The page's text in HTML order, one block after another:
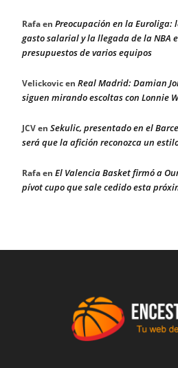
Rafaen Preocupación en la
gasto salarial y la llegada de la NBA
presupuestos de varios equipos
Velickovicen Real Madrid: Damian
siguen mirando escoltas con Lonnie
JCVen Sekulic, presentado en el
será que la afición reconozca un
Rafaen El Valencia Basket firmó a
pívot cupo que sale cedido esta